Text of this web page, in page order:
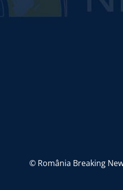
© România Breaking